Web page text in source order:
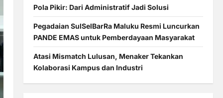
Pola Pikir: Dari Administratif Jadi Solusi
Pegadaian SulSelBarRa Maluku Resmi Luncurkan
PANDE EMAS untuk Pemberdayaan Masyarakat
Atasi Mismatch Lulusan, Menaker Tekankan
Kolaborasi Kampus dan Industri